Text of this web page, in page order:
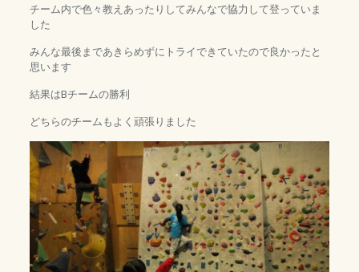
チーム内で色々教えあったりしてみんなで協力して登っていま
した
みんな最後まであきらめずにトライできていたので良かったと
思います
結果はBチームの勝利
どちらのチームもよく頑張りました